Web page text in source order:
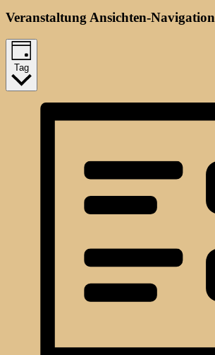
Veranstaltung Ansichten-Navigation
Tag